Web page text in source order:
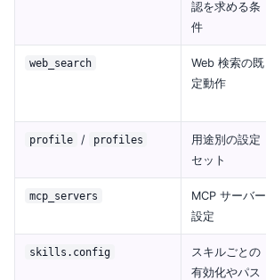
認を求める条
件
web_search
Web 検索の既
定動作
profile / profiles
用途別の設定
セット
mcp_servers
MCP サーバー
設定
skills.config
スキルごとの
有効化やパス